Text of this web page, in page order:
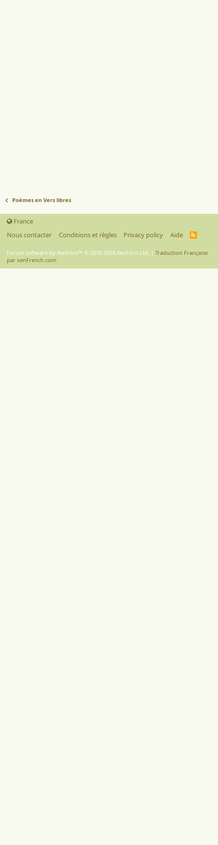
Poèmes en Vers libres
France
Nous contacter
Conditions et règles Privacy policy Aide
R
S
Forum software by XenForo™ © 2010-2018 XenForo Ltd. | Traduction Française
par xenFrench.com.